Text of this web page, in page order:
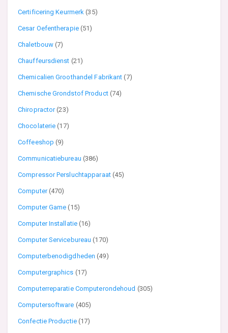
Certificering Keurmerk(35)
Cesar Oefentherapie (51)
Chaletbouw(7)
Chauffeursdienst (21)
Chemicalien Groothandel Fabrikant(7)
Chemische Grondstof Product (74)
Chiropractor(23)
Chocolaterie(17)
Coffeeshop(9)
Communicatiebureau (386)
Compressor Persluchtapparaat (45)
Computer(470)
Computer Game(15)
Computer Installatie(16)
Computer Servicebureau(170)
Computerbenodigdheden(49)
Computergraphics (17)
Computerreparatie Computerondehoud (305)
Computersoftware (405)
Confectie Productie (17)